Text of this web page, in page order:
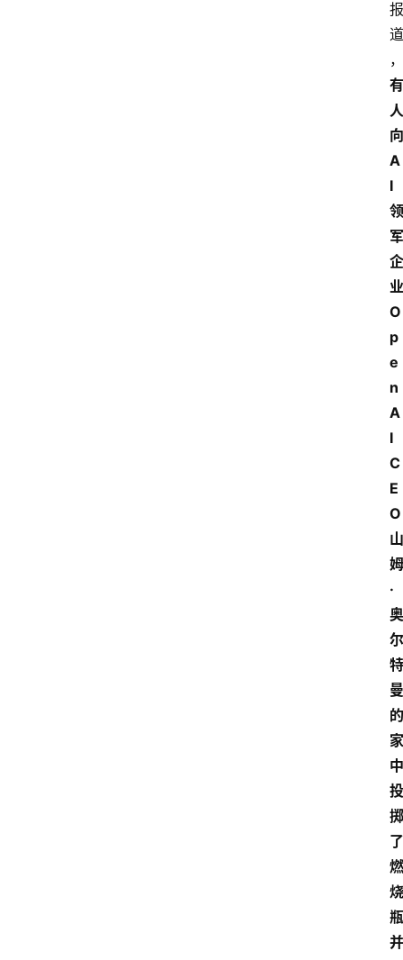
报
道
，
有
人
向
A
I
领
军
企
业
O
p
e
n
A
I
C
E
O
山
姆
·
奥
尔
特
曼
的
家
中
投
掷
了
燃
烧
瓶
并